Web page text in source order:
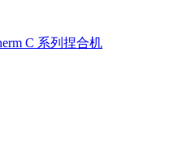
C 系列捏合机